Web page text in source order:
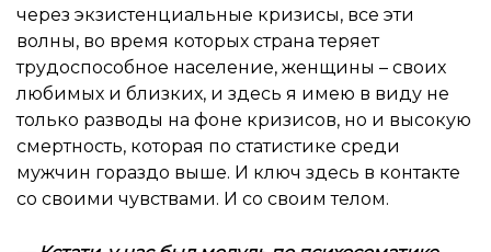
через экзистенциальные кризисы, все эти
волны, во время которых страна теряет
трудоспособное население, женщины – своих
любимых и близких, и здесь я имею в виду не
только разводы на фоне кризисов, но и высокую
смертность, которая по статистике среди
мужчин гораздо выше. И ключ здесь в контакте
со своими чувствами. И со своим телом.